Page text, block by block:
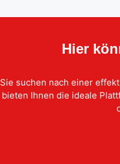
Hier
Sie suchen nach einer
bieten Ihnen die ideale